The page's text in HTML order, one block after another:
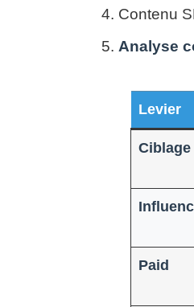
Contenu
Analyse
Levier
Ciblage
Paid